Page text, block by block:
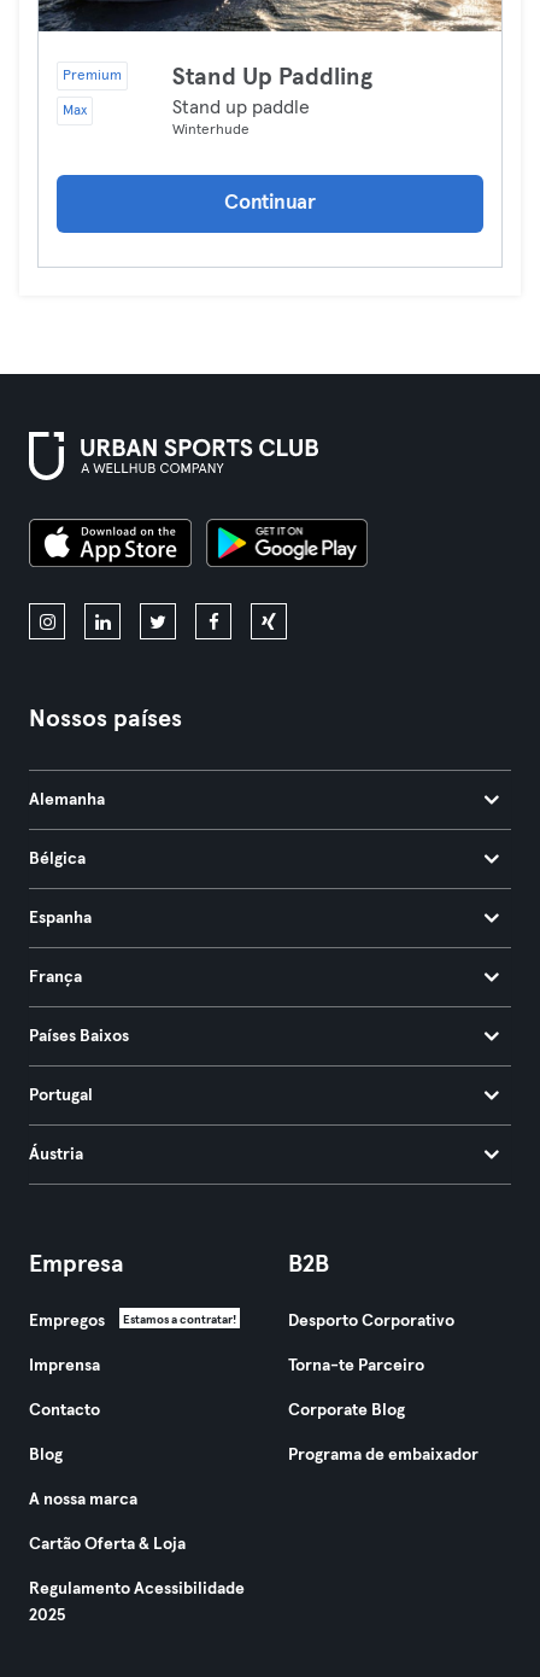
Premium
Max
Stand Up Paddling
Stand up paddle
Winterhude
Continuar
Nossos países
Alemanha
Bélgica
Espanha
França
Países Baixos
Portugal
Áustria
Empresa
Empregos Estamos a contratar!
Imprensa
Contacto
Blog
A nossa marca
Cartão Oferta & Loja
Regulamento Acessibilidade
2025
B2B
Desporto Corporativo
Torna-te Parceiro
Corporate Blog
Programa de embaixador